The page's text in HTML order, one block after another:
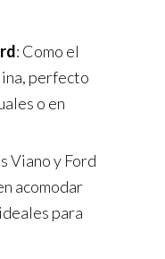
: Como el
perfecto
o en
Viano y Ford
acomodar
para